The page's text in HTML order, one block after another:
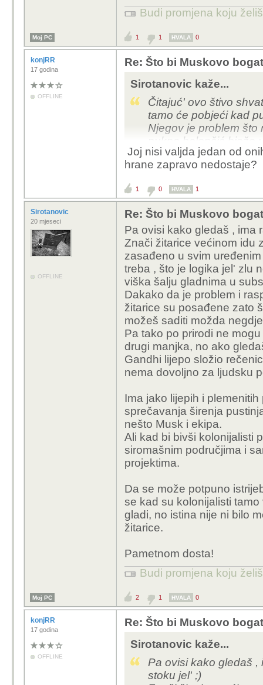
Budi promjena koju
Moj PC 1 1 HVALA 0
konjRR
17 godina
OFFLINE
Re: Što bi Muskovo
Sirotanovic kaže...
Čitajuć' ovo štivo
tamo će pobjeći kad
Njegov je problem što
pukne balončić bježe
No sad za ozbiljno
prehrane siromašnih i
je želje i volje.
može bez problema
Joj nisi valjda jedan od
hrane zapravo nedostaje?
1 0 HVALA 1
Sirotanovic
20 mjeseci
OFFLINE
Re: Što bi Muskovo
Pa ovisi kako gledaš , ima
Znači žitarice većinom idu
zasađeno u svim
treba , što je logika jel' zlu
viška šalju gladnima u
Dakako da je problem i
žitarice su posađene zato
možeš saditi možda
Pa tako po prirodi ne
drugi manjka, no ako
Gandhi lijepo složio
nema dovoljno za ljudsku
Ima jako lijepih i
sprečavanja širenja
nešto Musk i ekipa.
Ali kad bi bivši kolonijalisti
siromašnim područjima i
projektima.
Da se može potpuno
se kad su kolonijalisti
gladi, no istina nije ni bilo
žitarice.
Pametnom dosta!
Budi promjena koju
Moj PC 2 1 HVALA 0
konjRR
17 godina
OFFLINE
Re: Što bi Muskovo
Sirotanovic kaže...
Pa ovisi kako gledaš ,
stoku jel' ;)